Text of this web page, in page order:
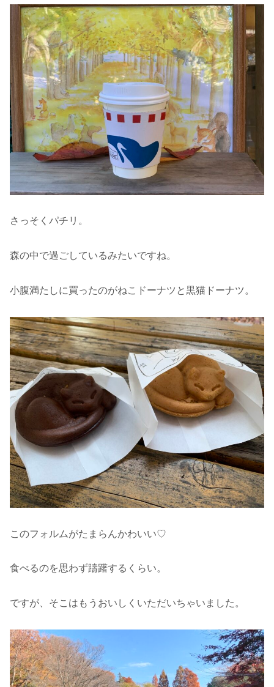
さっそくパチリ。
森の中で過ごしているみたいですね。
小腹満たしに買ったのがねこドーナツと黒猫ドーナツ。
このフォルムがたまらんかわいい♡
食べるのを思わず躊躇するくらい。
ですが、そこはもうおいしくいただいちゃいました。